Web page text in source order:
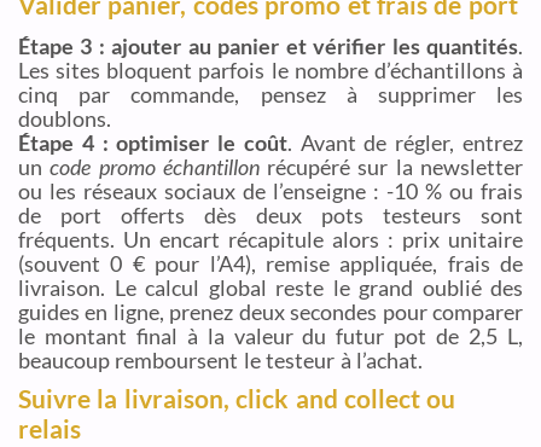
Étape 3 : ajouter au panier et vérifier les quantités.
Les sites bloquent parfois le nombre d’échantillons à
cinq par commande, pensez à supprimer les
doublons.
Étape 4 : optimiser le coût. Avant de régler, entrez
uncode promo échantillonrécupéré sur la newsletter
ou les réseaux sociaux de l’enseigne : -10 % ou frais
de port offerts dès deux pots testeurs sont
fréquents. Un encart récapitule alors : prix unitaire
(souvent 0 € pour l’A4), remise appliquée, frais de
livraison. Le calcul global reste le grand oublié des
guides en ligne, prenez deux secondes pour comparer
le montant final à la valeur du futur pot de 2,5 L,
beaucoup remboursent le testeur à l’achat.
Suivre la livraison, click and collect ou
relais